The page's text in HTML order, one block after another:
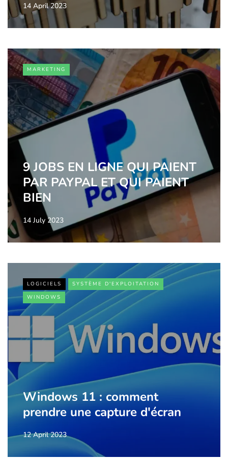
14 April 2023
MARKETING
9 JOBS EN LIGNE QUI PAIENT
PAR PAYPAL ET QUI PAIENT
BIEN
14 July 2023
LOGICIELS
SYSTÈME D'EXPLOITATION
WINDOWS
Windows 11 : comment
prendre une capture d'écran
12 April 2023